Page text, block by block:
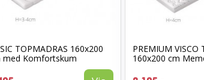
TOPMADRAS 160x200
med Komfortskum
PREMIUM VISCO
160x200 cm